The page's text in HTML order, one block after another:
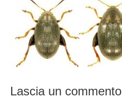
Lascia un commento